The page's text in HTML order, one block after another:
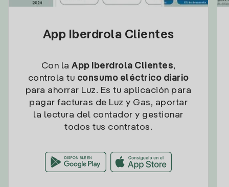
App Iberdrola Clientes
Con la App Iberdrola Clientes,
controla tu consumo eléctrico diario
para ahorrar Luz. Es tu aplicación para
pagar facturas de Luz y Gas, aportar
la lectura del contador y gestionar
todos tus contratos.